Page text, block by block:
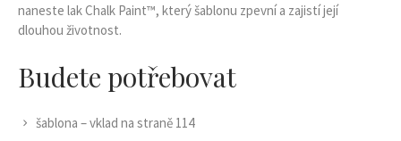
naneste lak Chalk Paint™, který šablonu zpevní a zajistí její
dlouhou životnost.
Budete potřebovat
šablona – vklad na straně 114